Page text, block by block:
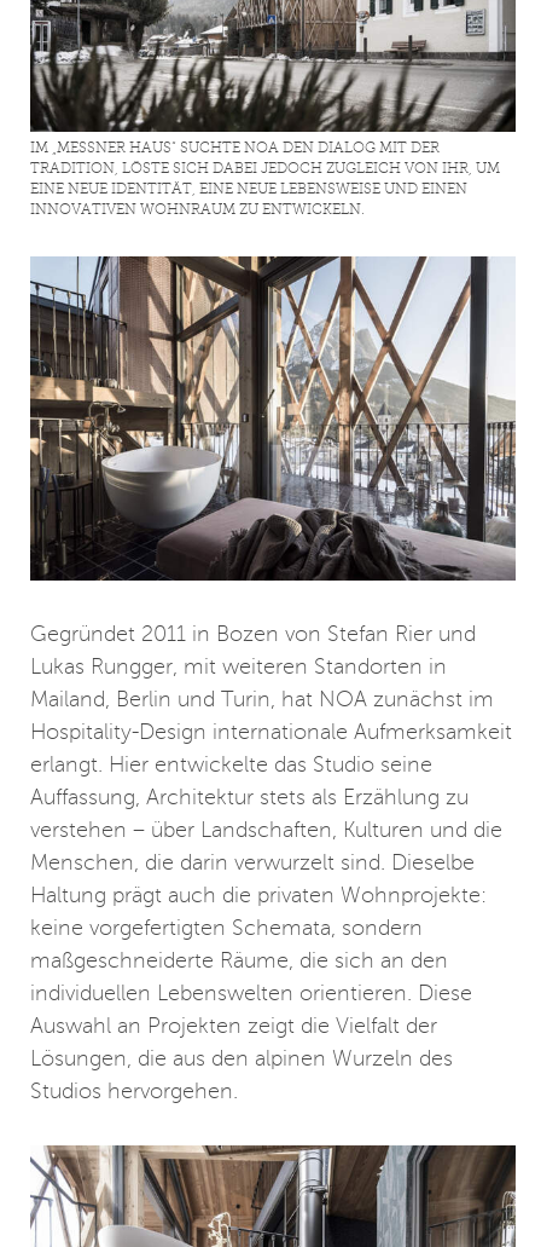
IM „MESSNER HAUS“ SUCHTE NOA DEN DIALOG MIT DER
TRADITION, LÖSTE SICH DABEI JEDOCH ZUGLEICH VON IHR, UM
EINE NEUE IDENTITÄT, EINE NEUE LEBENSWEISE UND EINEN
INNOVATIVEN WOHNRAUM ZU ENTWICKELN.
Gegründet 2011 in Bozen von Stefan Rier und
Lukas Rungger, mit weiteren Standorten in
Mailand, Berlin und Turin, hat NOA zunächst im
Hospitality-Design internationale Aufmerksamkeit
erlangt. Hier entwickelte das Studio seine
Auffassung, Architektur stets als Erzählung zu
verstehen – über Landschaften, Kulturen und die
Menschen, die darin verwurzelt sind. Dieselbe
Haltung prägt auch die privaten Wohnprojekte:
keine vorgefertigten Schemata, sondern
maßgeschneiderte Räume, die sich an den
individuellen Lebenswelten orientieren. Diese
Auswahl an Projekten zeigt die Vielfalt der
Lösungen, die aus den alpinen Wurzeln des
Studios hervorgehen.